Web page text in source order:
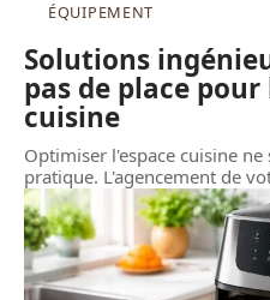
ÉQUIPEMENT
Solutions
pas de place
cuisine
Optimiser l'espace cuisine
pratique. L'agencement de